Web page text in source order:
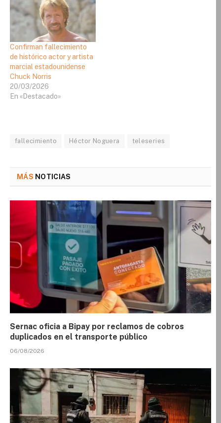
Confirman fallecimiento
de histórico actor y artista
marcial estadounidense
Chuck Norris
20/03/2026
En «Destacado»
fallecimiento Héctor Noguera teleseries
MÁS NOTICIAS
Sernac oficia a Bipay por reclamos de cobros
duplicados en el transporte público
06/08/2026